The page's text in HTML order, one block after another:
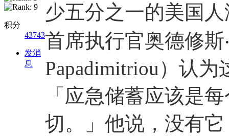
积分
43743
发消
息
少五分之一的美国
首席执行官奥德修斯
Papadimitriou）认
「应急储蓄应该是
切。」他说，没有